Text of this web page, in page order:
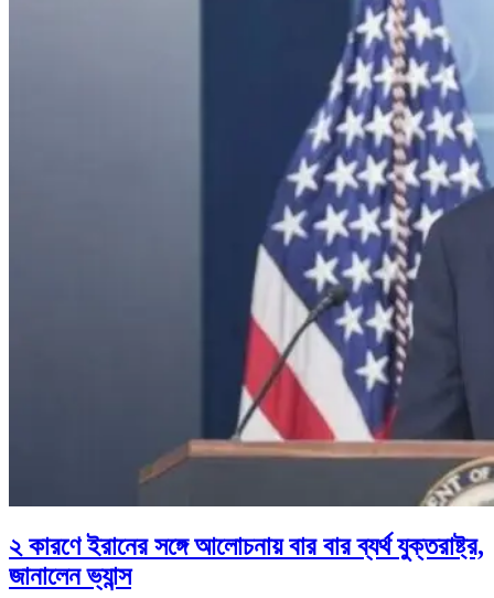
২ কারণে ইরানের সঙ্গে আলোচনায় বার বার ব্যর্থ যুক্তরাষ্ট্র,
জানালেন ভ্যান্স